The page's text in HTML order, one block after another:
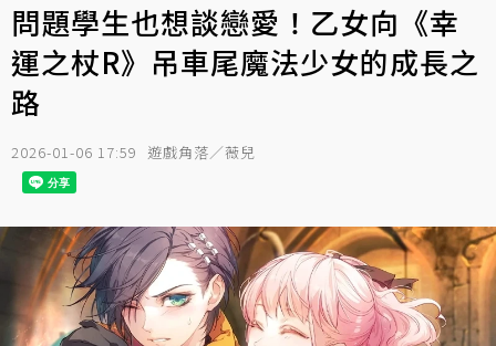
問題學生也想談戀愛！乙女向《幸
運之杖R》吊車尾魔法少女的成長之
路
2026-01-06 17:59 遊戲角落／薇兒